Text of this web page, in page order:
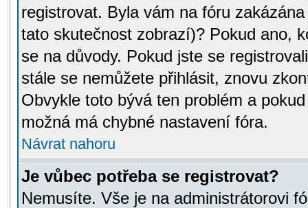
registrovat. Byla vám na fóru
tato skutečnost zobrazí)? Pokud ano,
se na důvody. Pokud jste se
stále se nemůžete přihlásit, znovu
Obvykle toto bývá ten problém a
možná má chybné nastavení fóra.
Návrat nahoru
Je vůbec potřeba se registrovat?
Nemusíte. Vše je na administrátorovi